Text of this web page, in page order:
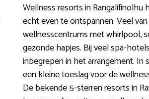
Wellness resorts in
echt even te ontspannen. Veel
wellnesscentrums met whirlpool,
gezonde hapjes. Bij veel spa-
inbegrepen in het arrangement. In
een kleine toeslag voor de
De bekende 5-sterren resorts in